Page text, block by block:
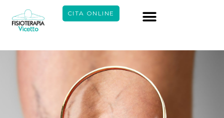
CITA ONLINE